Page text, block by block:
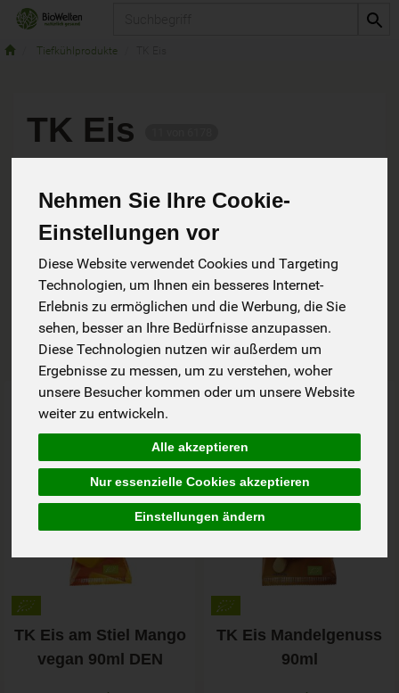
Nehmen Sie Ihre Cookie-
Einstellungen vor
Diese Website verwendet Cookies und Targeting
Technologien, um Ihnen ein besseres Internet-
Erlebnis zu ermöglichen und die Werbung, die Sie
sehen, besser an Ihre Bedürfnisse anzupassen.
Diese Technologien nutzen wir außerdem um
Ergebnisse zu messen, um zu verstehen, woher
unsere Besucher kommen oder um unsere Website
weiter zu entwickeln.
Alle akzeptieren
Nur essenzielle Cookies akzeptieren
Einstellungen ändern
Tiefkühlprodukte
TK Eis
Hersteller Ernährung
Allergene
Art.-Nr. 2638
TK Eis am Stiel Mango
vegan 90ml DEN
Art.-Nr. 205143
TK Eis Mandelgenuss
90ml